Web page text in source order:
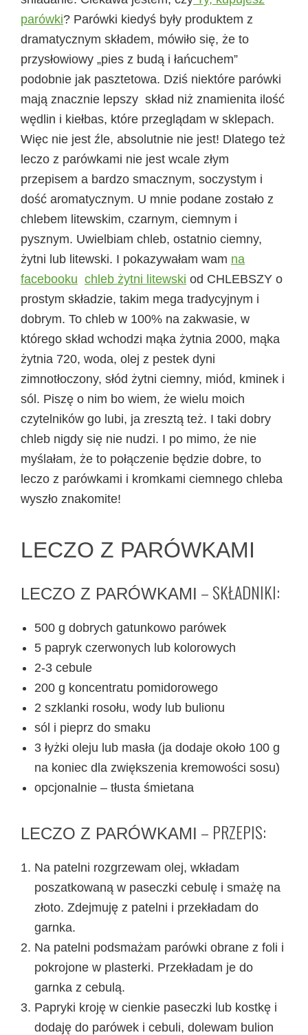
parówki? Parówki kiedyś były produktem z
dramatycznym składem, mówiło się, że to
przysłowiowy „pies z budą i łańcuchem”
podobnie jak pasztetowa. Dziś niektóre parówki
mają znacznie lepszy skład niż znamienita ilość
wędlin i kiełbas, które przeglądam w sklepach.
Więc nie jest źle, absolutnie nie jest! Dlatego też
leczo z parówkami nie jest wcale złym
przepisem a bardzo smacznym, soczystym i
dość aromatycznym. U mnie podane zostało z
chlebem litewskim, czarnym, ciemnym i
pysznym. Uwielbiam chleb, ostatnio ciemny,
żytni lub litewski. I pokazywałam wam na
facebooku chleb żytni litewski od CHLEBSZY o
prostym składzie, takim mega tradycyjnym i
dobrym. To chleb w 100% na zakwasie, w
którego skład wchodzi mąka żytnia 2000, mąka
żytnia 720, woda, olej z pestek dyni
zimnotłoczony, słód żytni ciemny, miód, kminek i
sól. Piszę o nim bo wiem, że wielu moich
czytelników go lubi, ja zresztą też. I taki dobry
chleb nigdy się nie nudzi. I po mimo, że nie
myślałam, że to połączenie będzie dobre, to
leczo z parówkami i kromkami ciemnego chleba
wyszło znakomite!
LECZO Z PARÓWKAMI
LECZO Z PARÓWKAMI – SKŁADNIKI:
500 g dobrych gatunkowo parówek
5 papryk czerwonych lub kolorowych
2-3 cebule
200 g koncentratu pomidorowego
2 szklanki rosołu, wody lub bulionu
sól i pieprz do smaku
3 łyżki oleju lub masła (ja dodaje około 100 g
na koniec dla zwiększenia kremowości sosu)
opcjonalnie – tłusta śmietana
LECZO Z PARÓWKAMI – PRZEPIS:
Na patelni rozgrzewam olej, wkładam
poszatkowaną w paseczki cebulę i smażę na
złoto. Zdejmuję z patelni i przekładam do
garnka.
Na patelni podsmażam parówki obrane z foli i
pokrojone w plasterki. Przekładam je do
garnka z cebulą.
Papryki kroję w cienkie paseczki lub kostkę i
dodaję do parówek i cebuli, dolewam bulion